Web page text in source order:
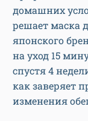
домашних
решает маска
японского
на уход 15
спустя 4
как заверяет
изменения